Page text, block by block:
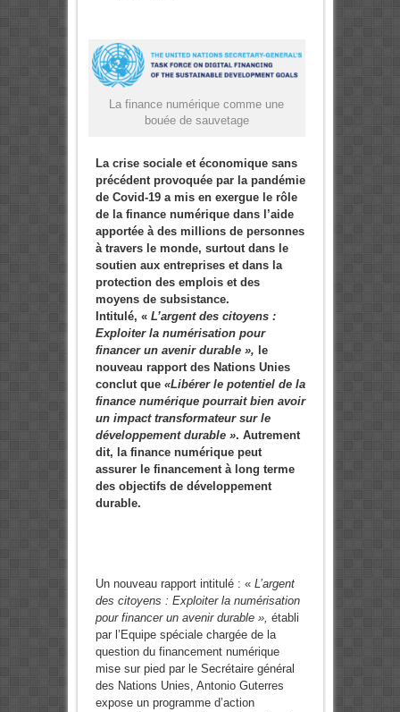
La finance numérique comme une
bouée de sauvetage
La crise sociale et économique sans
précédent provoquée par la pandémie
de Covid-19 a mis en exergue le rôle
de la finance numérique dans l’aide
apportée à des millions de personnes
à travers le monde, surtout dans le
soutien aux entreprises et dans la
protection des emplois et des
moyens de subsistance.
Intitulé, « L’argent des citoyens :
Exploiter la numérisation pour
financer un avenir durable », le
nouveau rapport des Nations Unies
conclut que «Libérer le potentiel de la
finance numérique pourrait bien avoir
un impact transformateur sur le
développement durable ». Autrement
dit, la finance numérique peut
assurer le financement à long terme
des objectifs de développement
durable.
Un nouveau rapport intitulé : « L’argent
des citoyens : Exploiter la numérisation
pour financer un avenir durable », établi
par l’Equipe spéciale chargée de la
question du financement numérique
mise sur pied par le Secrétaire général
des Nations Unies, Antonio Guterres
expose un programme d’action